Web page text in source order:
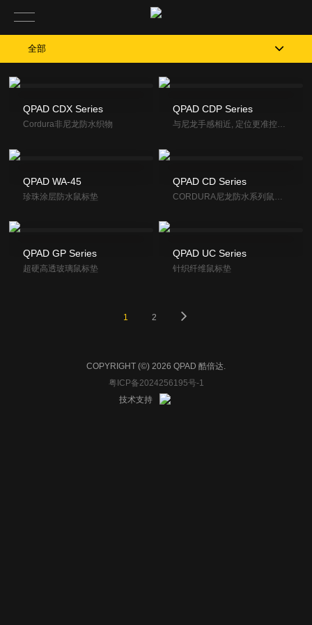
QPAD CDX Se­ries
Cordura非尼龙防水织物
QPAD CDP Series
与尼龙手感相近, 定位更准控制感更强的涤纶鼠垫
QPAD WA-45
珍珠涂层防水鼠标垫
QPAD CD Se­ries
CORDURA尼龙防水系列鼠标垫
QPAD GP Se­ries
超硬高透玻璃鼠标垫
QPAD UC Se­ries
针织纤维鼠标垫
1 2
COPYRIGHT (©) 2026 QPAD 酷倍达.
粤ICP备2024256195号-1
技术支持
全部